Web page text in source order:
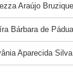
Araújo
Bárbara de Pádua
Aparecida Silva